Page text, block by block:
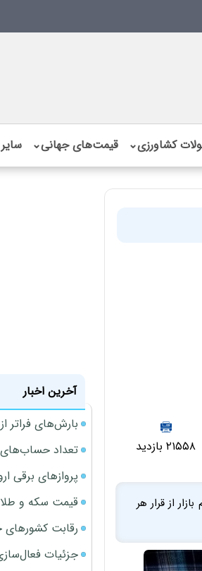
کشاورزی⌄ قیمت‌های جهانی⌄ سایر
۲۱۵۵۸ بازدید
منجمد تنظیم بازار از قرار هر
آخرین اخبار
بارش‌های فراتر
تعداد حساب‌های
پروازهای برقی اروپا تا 2030
قیمت سکه و طلا پنج‌شنبه
رقابت کشورهای
جزئیات